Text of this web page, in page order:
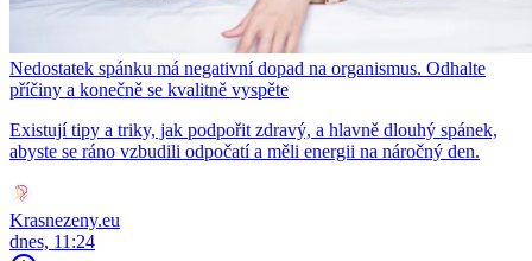
Nedostatek spánku má negativní dopad na organismus. Odhalte
příčiny a konečně se kvalitně vyspěte
Existují tipy a triky, jak podpořit zdravý, a hlavně dlouhý spánek,
abyste se ráno vzbudili odpočatí a měli energii na náročný den.
Krasnezeny.eu
dnes, 11:24